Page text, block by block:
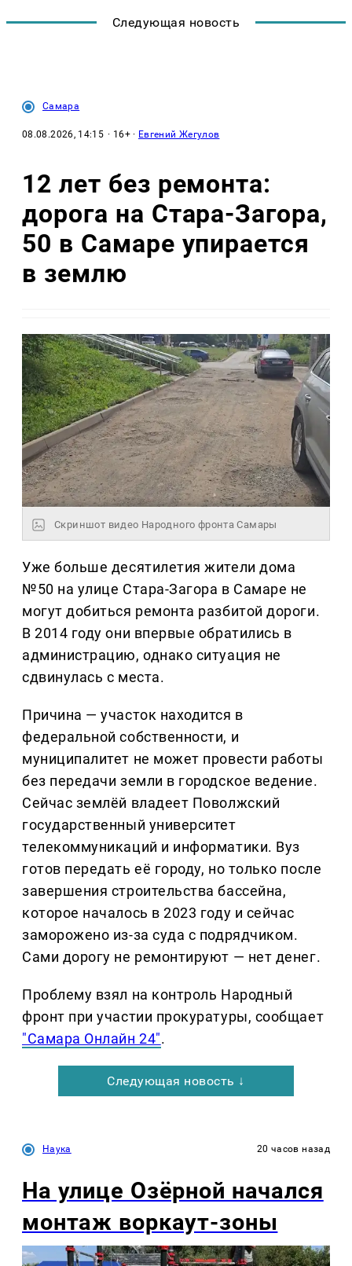
Следующая новость
Самара
08.08.2026, 14:15 · 16+ · Евгений Жегулов
12 лет без ремонта:
дорога на Стара-Загора,
50 в Самаре упирается
в землю
Скриншот видео Народного фронта Самары
Уже больше десятилетия жители дома
№50 на улице Стара-Загора в Самаре не
могут добиться ремонта разбитой дороги.
В 2014 году они впервые обратились в
администрацию, однако ситуация не
сдвинулась с места.
Причина — участок находится в
федеральной собственности, и
муниципалитет не может провести работы
без передачи земли в городское ведение.
Сейчас землёй владеет Поволжский
государственный университет
телекоммуникаций и информатики. Вуз
готов передать её городу, но только после
завершения строительства бассейна,
которое началось в 2023 году и сейчас
заморожено из-за суда с подрядчиком.
Сами дорогу не ремонтируют — нет денег.
Проблему взял на контроль Народный
фронт при участии прокуратуры, сообщает
"Самара Онлайн 24".
Следующая новость ↓
Наука 20 часов назад
На улице Озëрной начался
монтаж воркаут-зоны